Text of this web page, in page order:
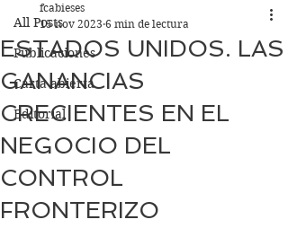
All Posts
Publicaciones
Carta abierta
Editorial
ESTADOS UNIDOS. LAS
GANANCIAS
CRECIENTES EN EL
NEGOCIO DEL
CONTROL
FRONTERIZO
fcabieses
15 nov 2023 6 min de lectura